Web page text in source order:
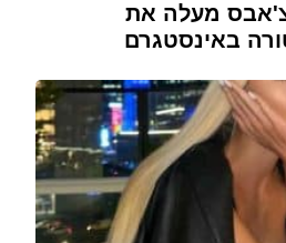
מעלה את
באינסטגרם